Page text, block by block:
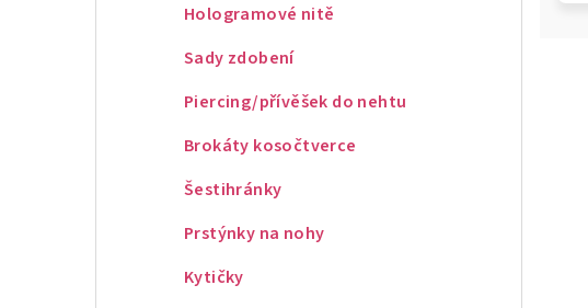
Hologramové nitě
Sady zdobení
Piercing/přívěšek do nehtu
Brokáty kosočtverce
Šestihránky
Prstýnky na nohy
Kytičky